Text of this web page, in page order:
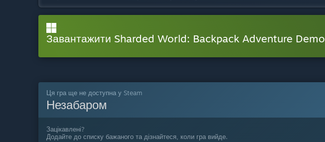
Завантажити Sharded World: Backpack Adventure Demo
Ця гра ще не доступна у Steam
Незабаром
Зацікавлені?
Додайте до списку бажаного та дізнайтеся, коли гра вийде.